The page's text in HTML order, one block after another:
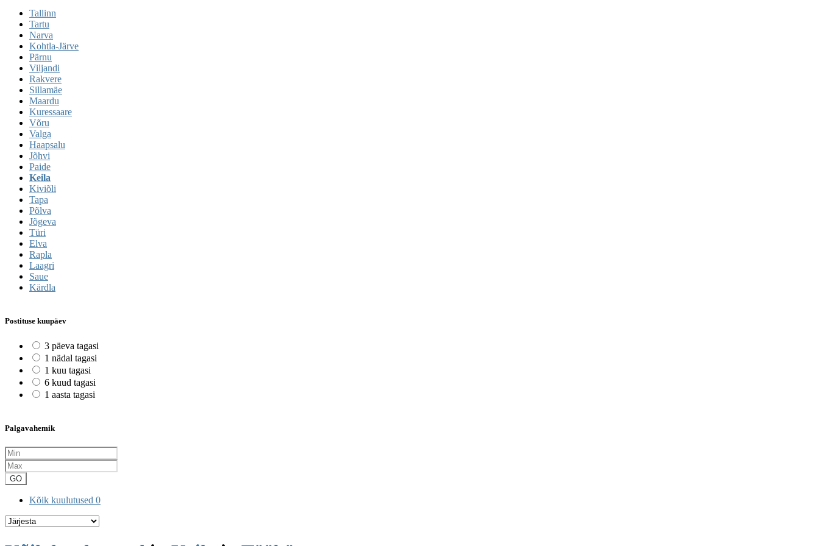
Tallinn
Tartu
Narva
Kohtla-Järve
Pärnu
Viljandi
Rakvere
Sillamäe
Maardu
Kuressaare
Võru
Valga
Haapsalu
Jõhvi
Paide
Keila
Kiviõli
Tapa
Põlva
Jõgeva
Türi
Elva
Rapla
Laagri
Saue
Kärdla
Postituse kuupäev
3 päeva tagasi
1 nädal tagasi
1 kuu tagasi
6 kuud tagasi
1 aasta tagasi
Palgavahemik
GO
Kõik kuulutused 0